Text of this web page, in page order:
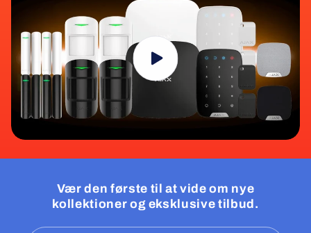
Vær den første til at vide om nye
kollektioner og eksklusive tilbud.